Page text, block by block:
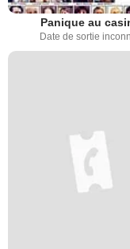
Panique au
Date de sortie